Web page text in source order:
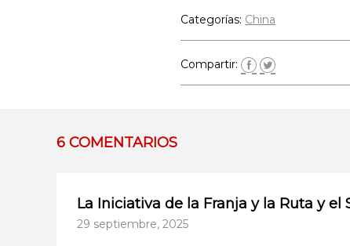
Categorías: China
Compartir:
6 COMENTARIOS
La Iniciativa de la Franja y la Ruta y
29 septiembre, 2025